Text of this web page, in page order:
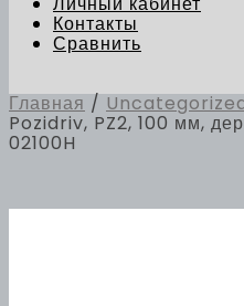
Контакты
Сравнить
Главная /
Pozidriv, PZ2, 100 мм,
02100H